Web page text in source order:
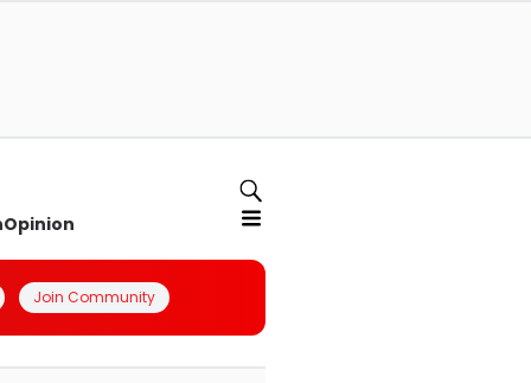
Opinion
Join Community